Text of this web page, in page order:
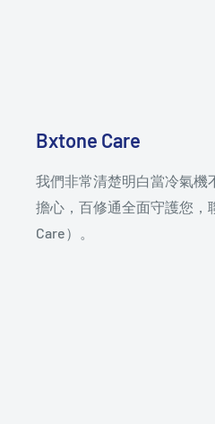
Bxtone Care
我們非常清楚明白當冷氣機
擔心，百修通全面守護您，
Care）。